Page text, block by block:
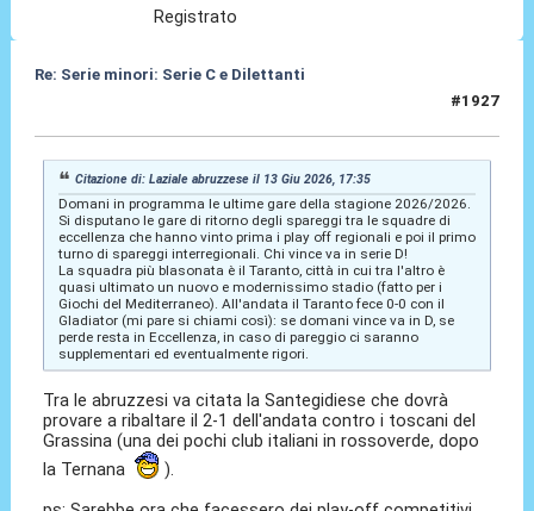
Registrato
Re: Serie minori: Serie C e Dilettanti
#1927
Citazione di: Laziale abruzzese il 13 Giu 2026, 17:35
Domani in programma le ultime gare della stagione 2026/2026.
Si disputano le gare di ritorno degli spareggi tra le squadre di
eccellenza che hanno vinto prima i play off regionali e poi il primo
turno di spareggi interregionali. Chi vince va in serie D!
La squadra più blasonata è il Taranto, città in cui tra l'altro è
quasi ultimato un nuovo e modernissimo stadio (fatto per i
Giochi del Mediterraneo). All'andata il Taranto fece 0-0 con il
Gladiator (mi pare si chiami così): se domani vince va in D, se
perde resta in Eccellenza, in caso di pareggio ci saranno
supplementari ed eventualmente rigori.
Tra le abruzzesi va citata la Santegidiese che dovrà
provare a ribaltare il 2-1 dell'andata contro i toscani del
Grassina (una dei pochi club italiani in rossoverde, dopo
la Ternana
).